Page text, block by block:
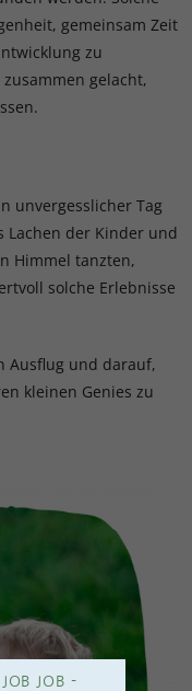
gemeinsam Zeit
zu
gelacht,
unvergesslicher Tag
Lachen der Kinder und
Himmel tanzten,
solche Erlebnisse
Ausflug und darauf,
kleinen Genies zu
JOB -